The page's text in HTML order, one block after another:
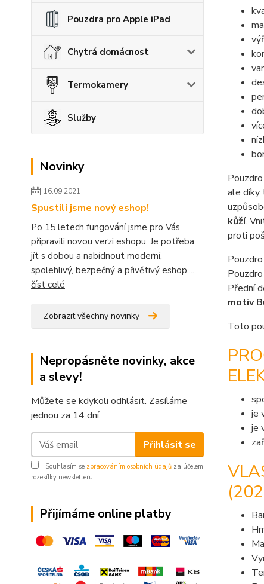
Pouzdra pro Apple iPad
Chytrá domácnost
Termokamery
Služby
Novinky
16.09.2021
Spustili jsme nový eshop!
Po 15 letech fungování jsme pro Vás
připravili novou verzi eshopu. Je potřeba
jít s dobou a nabídnout moderní,
spolehlivý, bezpečný a přivětivý eshop....
číst celé
Zobrazit všechny novinky
Nepropásněte novinky, akce
a slevy!
Můžete se kdykoli odhlásit. Zasíláme
jednou za 14 dní.
Přihlásit se
Souhlasím se zpracováním osobních údajů za účelem
rozesílky newsletteru.
Přijímáme online platby
Pouzdro
ale díky
kůží.
proti
Přední
motiv
Toto
je
je